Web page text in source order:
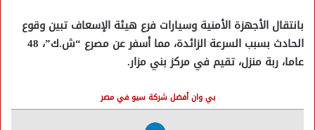
بانتقال الأجهزة الأمنية وسيارات فرع هيئة الإسعاف تبين وقوع
الحادث بسبب السرعة الزائدة، مما أسفر عن مصرع “ش.ك”، 48
عاما، ربة منزل، تقيم في مركز بني مزار.
بي وان أفضل شركة سيو في مصر